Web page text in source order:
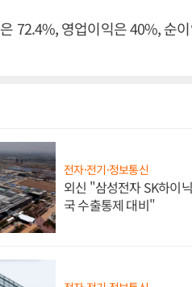
72.4%, 영업이익은 40%, 순
전자·전기·정보통신
외신 "삼성전자 SK하이
국 수출통제 대비"